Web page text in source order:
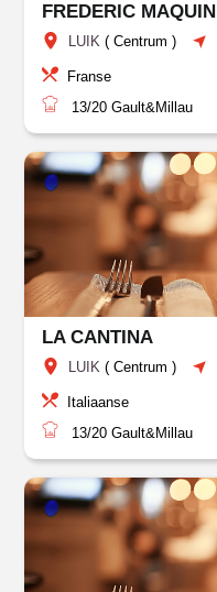
FREDERIC MAQUIN
LUIK (Centrum )
Franse
13/20 Gault&Millau
LA CANTINA
LUIK (Centrum )
Italiaanse
13/20 Gault&Millau